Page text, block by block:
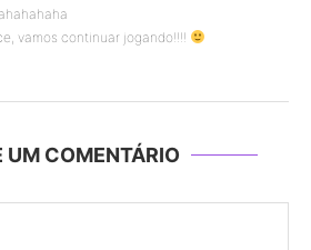
vamos continuar jogando!!!!
UM COMENTÁRIO